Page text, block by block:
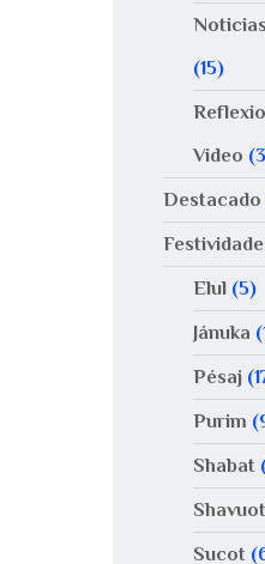
(15)
Video
Destacado
Elul(5)
Jánuka
Pésaj
Purim
Shabat
Shavuot
Sucot